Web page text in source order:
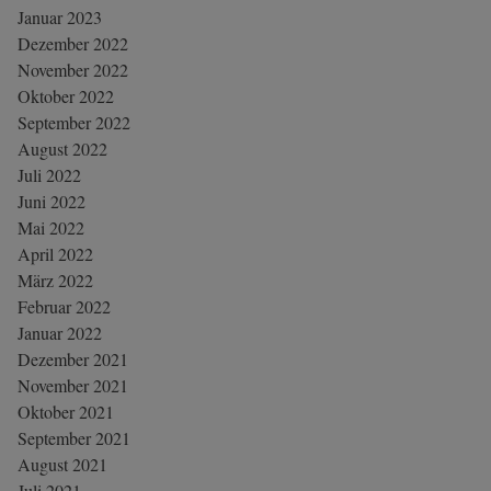
Januar 2023
Dezember 2022
November 2022
Oktober 2022
September 2022
August 2022
Juli 2022
Juni 2022
Mai 2022
April 2022
März 2022
Februar 2022
Januar 2022
Dezember 2021
November 2021
Oktober 2021
September 2021
August 2021